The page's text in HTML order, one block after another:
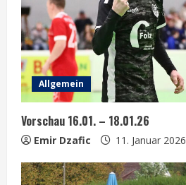
e
a
d
i
n
g
Allgemein
Vorschau 16.01. – 18.01.26
Emir Dzafic 11. Januar 2026